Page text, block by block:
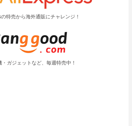
特売から海外通販にチャレンジ！
・ガジェットなど、毎週特売中！